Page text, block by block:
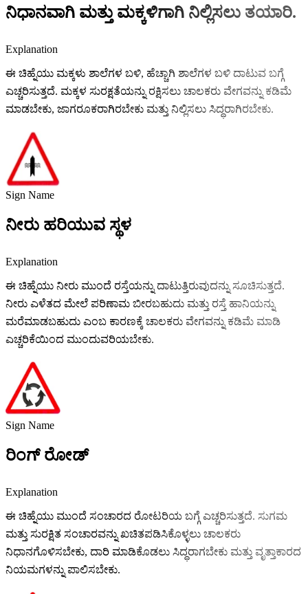
ನಿಧಾನವಾಗಿ ಮತ್ತು ಮಕ್ಕಳಿಗಾಗಿ ನಿಲ್ಲಿಸಲು ತಯಾರಿ.
Explanation
ಈ ಚಿಹ್ನೆಯು ಮಕ್ಕಳು ಶಾಲೆಗಳ ಬಳಿ, ಹೆಚ್ಚಾಗಿ ಶಾಲೆಗಳ ಬಳಿ ದಾಟುವ ಬಗ್ಗೆ
ಎಚ್ಚರಿಸುತ್ತದೆ. ಮಕ್ಕಳ ಸುರಕ್ಷತೆಯನ್ನು ರಕ್ಷಿಸಲು ಚಾಲಕರು ವೇಗವನ್ನು ಕಡಿಮೆ
ಮಾಡಬೇಕು, ಜಾಗರೂಕರಾಗಿರಬೇಕು ಮತ್ತು ನಿಲ್ಲಿಸಲು ಸಿದ್ಧರಾಗಿರಬೇಕು.
Sign Name
ನೀರು ಹರಿಯುವ ಸ್ಥಳ
Explanation
ಈ ಚಿಹ್ನೆಯು ನೀರು ಮುಂದೆ ರಸ್ತೆಯನ್ನು ದಾಟುತ್ತಿರುವುದನ್ನು ಸೂಚಿಸುತ್ತದೆ.
ನೀರು ಎಳೆತದ ಮೇಲೆ ಪರಿಣಾಮ ಬೀರಬಹುದು ಮತ್ತು ರಸ್ತೆ ಹಾನಿಯನ್ನು
ಮರೆಮಾಡಬಹುದು ಎಂಬ ಕಾರಣಕ್ಕೆ ಚಾಲಕರು ವೇಗವನ್ನು ಕಡಿಮೆ ಮಾಡಿ
ಎಚ್ಚರಿಕೆಯಿಂದ ಮುಂದುವರಿಯಬೇಕು.
Sign Name
ರಿಂಗ್ ರೋಡ್
Explanation
ಈ ಚಿಹ್ನೆಯು ಮುಂದೆ ಸಂಚಾರದ ರೋಟರಿಯ ಬಗ್ಗೆ ಎಚ್ಚರಿಸುತ್ತದೆ. ಸುಗಮ
ಮತ್ತು ಸುರಕ್ಷಿತ ಸಂಚಾರವನ್ನು ಖಚಿತಪಡಿಸಿಕೊಳ್ಳಲು ಚಾಲಕರು
ನಿಧಾನಗೊಳಿಸಬೇಕು, ದಾರಿ ಮಾಡಿಕೊಡಲು ಸಿದ್ಧರಾಗಬೇಕು ಮತ್ತು ವೃತ್ತಾಕಾರದ
ನಿಯಮಗಳನ್ನು ಪಾಲಿಸಬೇಕು.